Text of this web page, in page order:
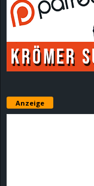
Anzeige